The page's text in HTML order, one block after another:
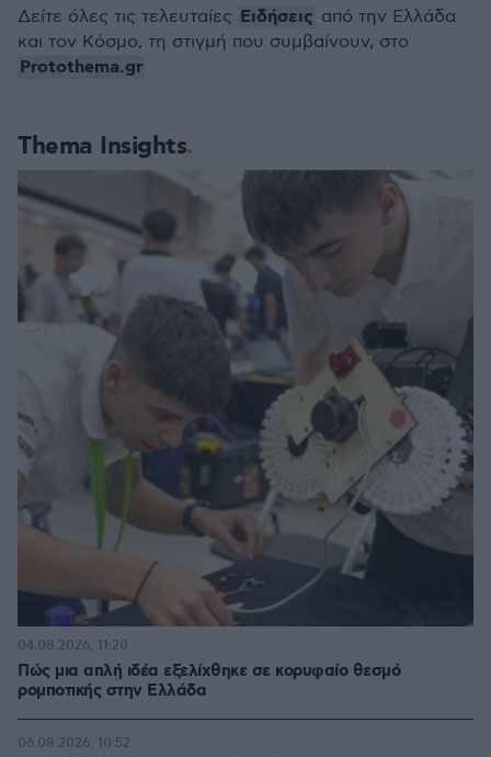
Thema Insights
Πώς μια απλή ιδέα εξελίχθηκε σε κορυφαίο θεσμό
ρομποτικής στην Ελλάδα
04.08.2026, 11:20
06.08.2026, 10:52
Δείτε όλες τις τελευταίες Ειδήσεις από την Ελλάδα
και τον Κόσμο, τη στιγμή που συμβαίνουν, στο
Protothema.gr